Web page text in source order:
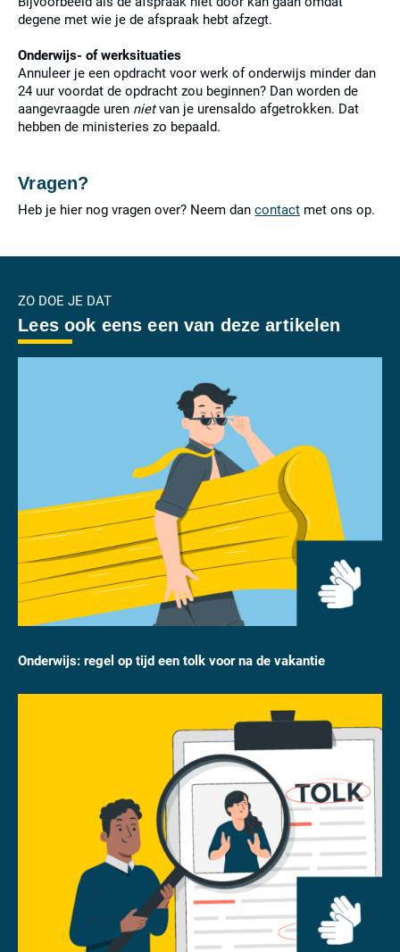
degene met wie je de afspraak hebt afzegt.
Onderwijs- of werksituaties
Annuleer je een opdracht voor werk of onderwijs minder dan
24 uur voordat de opdracht zou beginnen? Dan worden de
aangevraagde uren nietvan je urensaldo afgetrokken. Dat
hebben de ministeries zo bepaald.
Vragen?
Heb je hier nog vragen over? Neem dancontact met ons op.
ZO DOE JE DAT
Lees ook eens een van deze artikelen
Onderwijs: regel op tijd een tolk voor na de vakantie